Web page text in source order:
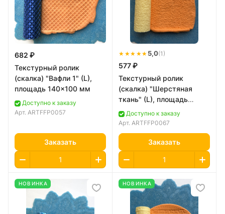
682 ₽
Текстурный ролик
(скалка) "Вафли 1" (L),
площадь 140x100 мм
Доступно к заказу
Арт. ARTFFP0057
Заказать
★★★★★ 5,0(1)
577 ₽
Текстурный ролик
(скалка) "Шерстяная
ткань" (L), площадь
100x100 мм
Доступно к заказу
Арт. ARTFFP0067
Заказать
НОВИНКА НОВИНКА